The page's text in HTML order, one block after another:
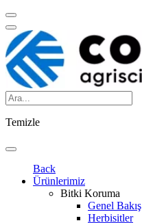
Temizle
Back
Ürünlerimiz
Bitki Koruma
Genel Bakış
Herbisitler